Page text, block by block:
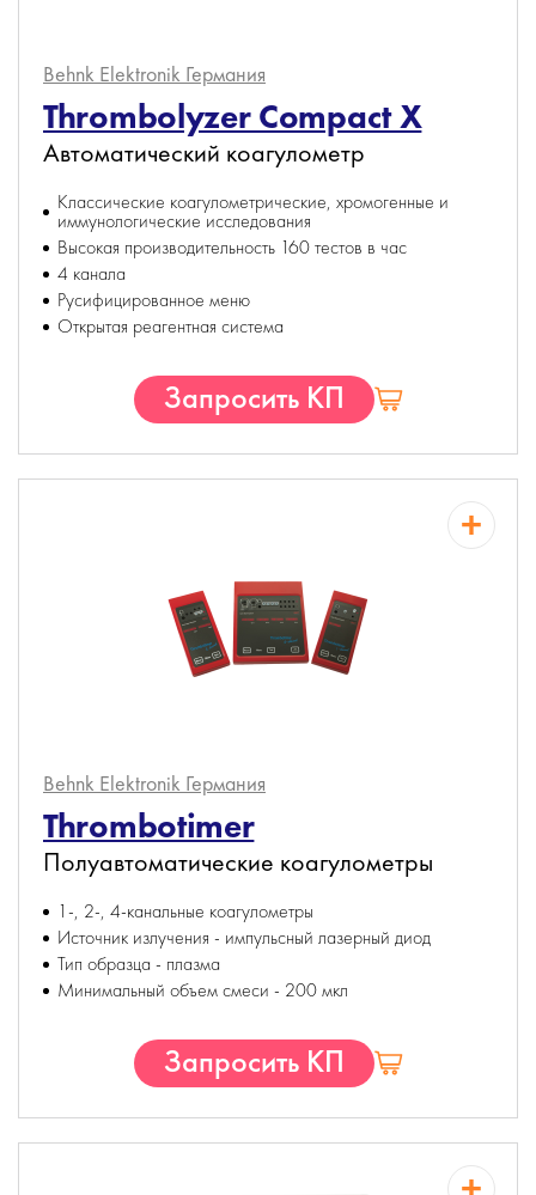
Behnk Elektronik Германия
Thrombolyzer Compact X
Автоматический коагулометр
Классические коагулометрические, хромогенные и
иммунологические исследования
Высокая производительность 160 тестов в час
4 канала
Русифицированное меню
Открытая реагентная система
Запросить КП
Behnk Elektronik Германия
Thrombotimer
Полуавтоматические коагулометры
1-, 2-, 4-канальные коагулометры
Источник излучения - импульсный лазерный диод
Тип образца - плазма
Минимальный объем смеси - 200 мкл
Запросить КП